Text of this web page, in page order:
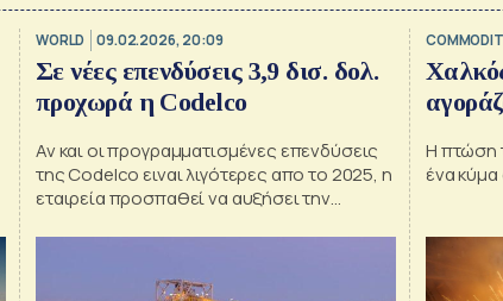
WORLD 09.02.2026, 20:09
Σε νέες επενδύσεις 3,9 δισ. δολ.
προχωρά η Codelco
Αν και οι προγραμματισμένες επενδύσεις
της Codelco ειναι λιγότερες απο το 2025, η
εταιρεία προσπαθεί να αυξήσει την
Η πτώση
ένα